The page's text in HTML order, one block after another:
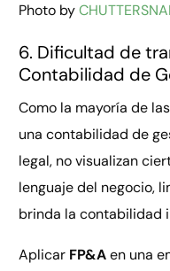
Photo by
6. Dificultad de
Contabilidad de
Como la mayoría de
una contabilidad de
legal, no visualizan
lenguaje del negocio,
brinda la contabilidad
Aplicar FP&Aen una